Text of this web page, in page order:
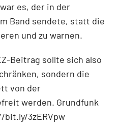
es, der in der
Band sendete, statt die
und zu warnen.
Beitrag sollte sich also
sondern die
von der
werden. Grundfunk
3zERVpw